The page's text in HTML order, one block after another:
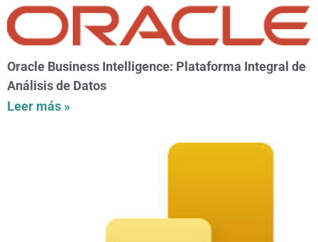
Oracle Business Intelligence: Plataforma Integral de
Análisis de Datos
Leer más »